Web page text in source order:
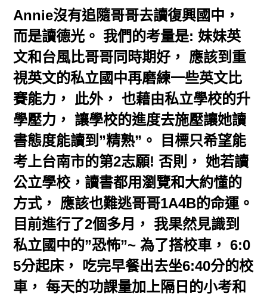
Annie沒有追隨哥哥去讀復興國中，
而是讀德光。 我們的考量是: 妹妹英
文和台風比哥哥同時期好， 應該到重
視英文的私立國中再磨練一些英文比
賽能力， 此外， 也藉由私立學校的升
學壓力， 讓學校的進度去施壓讓她讀
書態度能讀到”精熟”。 目標只希望能
考上台南市的第2志願! 否則， 她若讀
公立學校，讀書都用瀏覽和大約懂的
方式， 應該也難逃哥哥1A4B的命運。
目前進行了2個多月， 我果然見識到
私立國中的”恐怖”~ 為了搭校車， 6:0
5分起床， 吃完早餐出去坐6:40分的校
車， 每天的功課量加上隔日的小考和